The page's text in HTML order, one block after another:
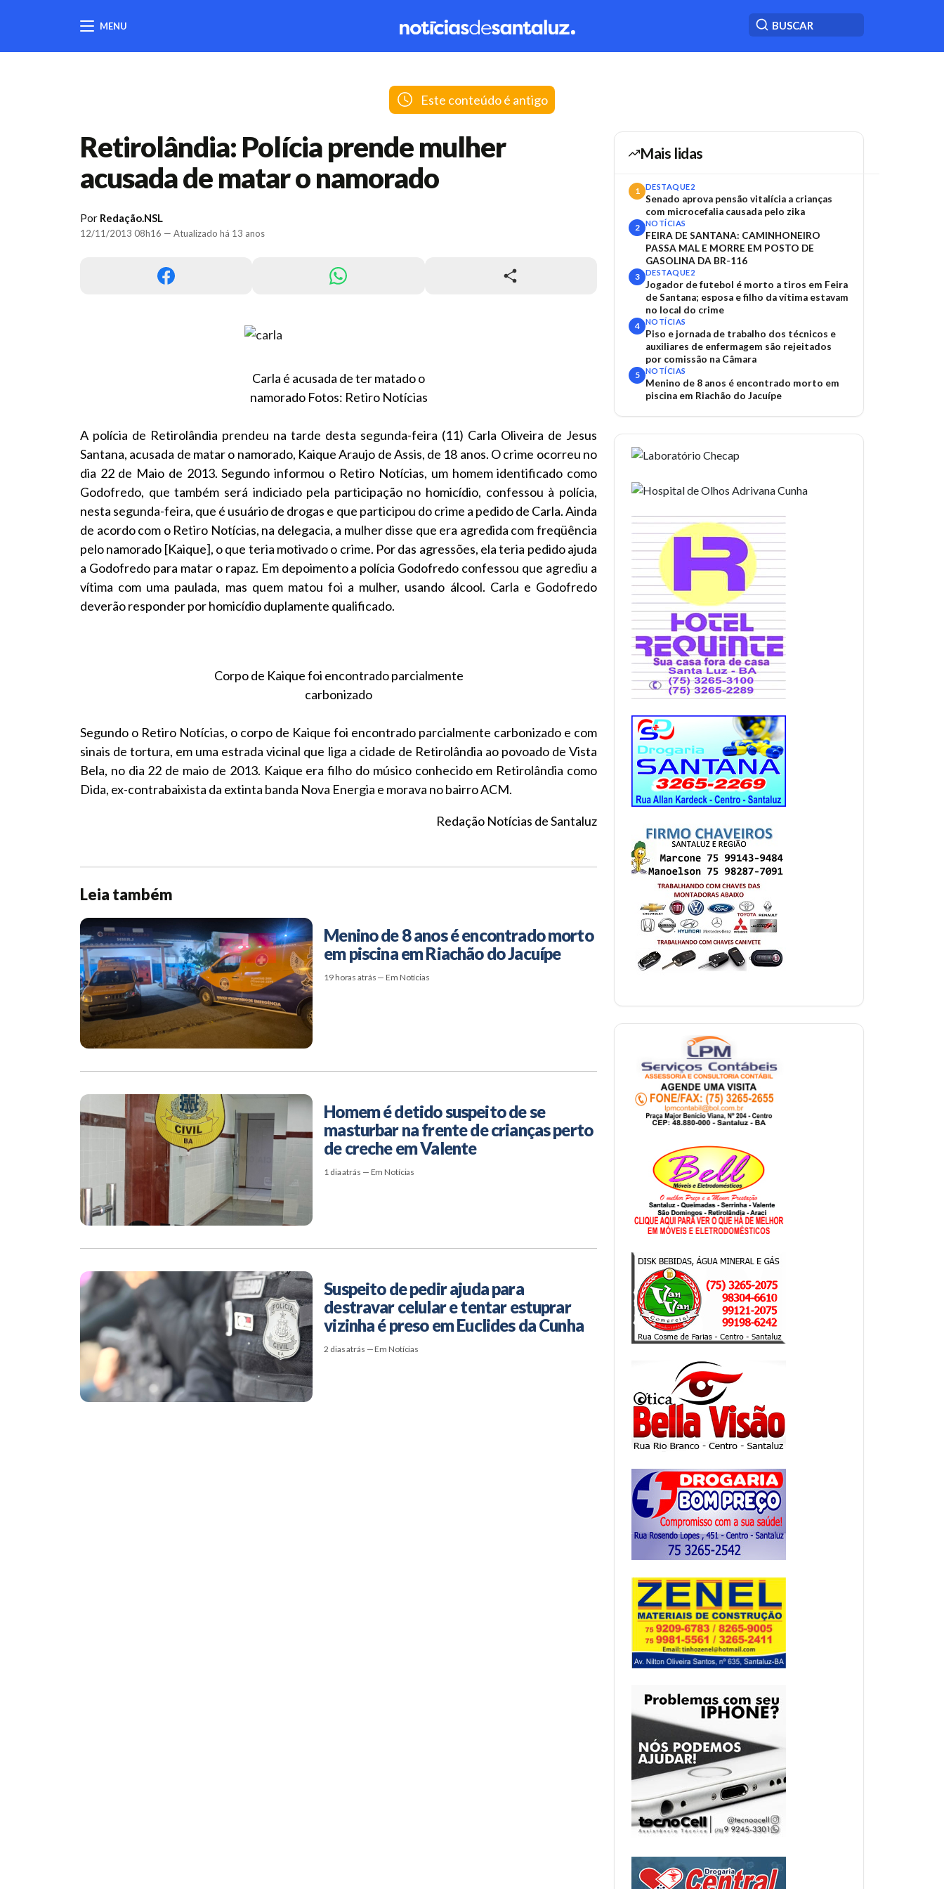
MENU
Este conteúdo é antigo
Retirolândia: Polícia prende mulher
acusada de matar o namorado
Por Redação.NSL
12/11/2013 08h16 — Atualizado há 13 anos
Carla é acusada de ter matado o
namorado Fotos: Retiro Notícias
A polícia de Retirolândia prendeu na tarde desta segunda-feira (11) Carla Oliveira de Jesus
Santana, acusada de matar o namorado, Kaique Araujo de Assis, de 18 anos. O crime ocorreu no
dia 22 de Maio de 2013. Segundo informou o Retiro Notícias, um homem identificado como
Godofredo, que também será indiciado pela participação no homicídio, confessou à polícia,
nesta segunda-feira, que é usuário de drogas e que participou do crime a pedido de Carla. Ainda
de acordo com o Retiro Notícias, na delegacia, a mulher disse que era agredida com freqüência
pelo namorado [Kaique], o que teria motivado o crime. Por das agressões, ela teria pedido ajuda
a Godofredo para matar o rapaz. Em depoimento a polícia Godofredo confessou que agrediu a
vítima com uma paulada, mas quem matou foi a mulher, usando álcool. Carla e Godofredo
deverão responder por homicídio duplamente qualificado.
Corpo de Kaique foi encontrado parcialmente
carbonizado
Segundo o Retiro Notícias, o corpo de Kaique foi encontrado parcialmente carbonizado e com
sinais de tortura, em uma estrada vicinal que liga a cidade de Retirolândia ao povoado de Vista
Bela, no dia 22 de maio de 2013. Kaique era filho do músico conhecido em Retirolândia como
Dida, ex-contrabaixista da extinta banda Nova Energia e morava no bairro ACM.
Redação Notícias de Santaluz
Leia também
Menino de 8 anos é encontrado morto
em piscina em Riachão do Jacuípe
19 horas atrás — Em Notícias
Homem é detido suspeito de se
masturbar na frente de crianças perto
de creche em Valente
1 dia atrás — Em Notícias
Suspeito de pedir ajuda para
destravar celular e tentar estuprar
vizinha é preso em Euclides da Cunha
2 dias atrás — Em Notícias
Mais lidas
1 DESTAQUE2
Senado aprova pensão vitalícia a crianças
com microcefalia causada pelo zika
2 NOTÍCIAS
FEIRA DE SANTANA: CAMINHONEIRO
PASSA MAL E MORRE EM POSTO DE
GASOLINA DA BR-116
3 DESTAQUE2
Jogador de futebol é morto a tiros em Feira
de Santana; esposa e filho da vítima estavam
no local do crime
4 NOTÍCIAS
Piso e jornada de trabalho dos técnicos e
auxiliares de enfermagem são rejeitados
por comissão na Câmara
5 NOTÍCIAS
Menino de 8 anos é encontrado morto em
piscina em Riachão do Jacuípe